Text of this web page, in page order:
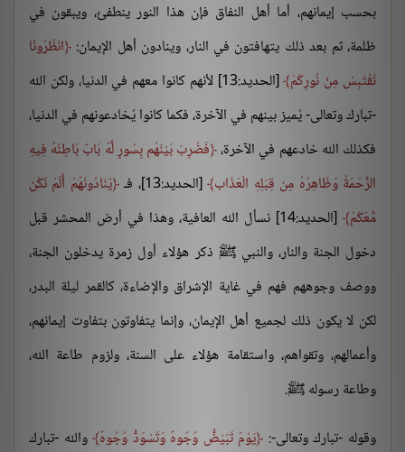
بحسب إيمانهم، أما أهل النفاق فإن هذا النور ينطفئ، ويبقون في
ظلمة، ثم بعد ذلك يتهافتون في النار، وينادون أهل الإيمان: انْظُرُونَا
نَقْتَبِسْ مِنْ نُورِكُمْ
[الحديد:13] لأنهم كانوا معهم في الدنيا، ولكن الله
-تبارك وتعالى- يُميز بينهم في الآخرة، فكما كانوا يُخادعونهم في الدنيا،
فكذلك الله خادعهم في الآخرة، فَضُرِبَ بَيْنَهُم بِسُورٍ لَّهُ بَابٌ بَاطِنُهُ فِيهِ
الرَّحْمَةُ وَظَاهِرُهُ مِن قِبَلِهِ الْعَذَاب [الحديد:13]، فـ
يُنَادُونَهُمْ أَلَمْ نَكُن
مَّعَكُمْ
[الحديد:14] نسأل الله العافية، وهذا في أرض المحشر قبل
دخول الجنة والنار، والنبي ﷺ ذكر هؤلاء أول زمرة يدخلون الجنة،
ووصف وجوههم فهم في غاية الإشراق والإضاءة، كالقمر ليلة البدر،
لكن لا يكون ذلك لجميع أهل الإيمان، وإنما يتفاوتون بتفاوت إيمانهم،
وأعمالهم، وتقواهم، واستقامة هؤلاء على السنة، ولزوم طاعة الله،
وطاعة رسوله ﷺ.
وقوله -تبارك وتعالى-: يَوْمَ تَبْيَضُّ وُجُوهٌ وَتَسْوَدُّ وُجُوهٌ والله -تبارك